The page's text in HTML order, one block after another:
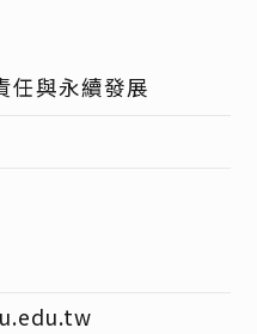
任與永續發展